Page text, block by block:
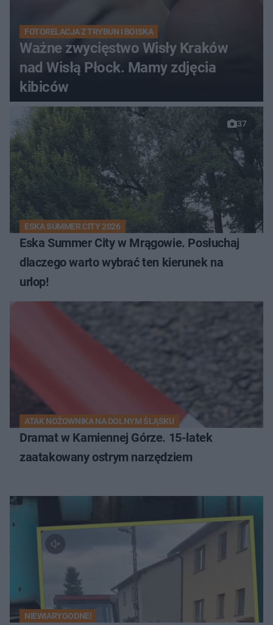
FOTORELACJA Z TRYBUN I BOISKA
Ważne zwycięstwo Wisły Kraków
nad Wisłą Płock. Mamy zdjęcia
kibiców
37
ESKA SUMMER CITY 2026
Eska Summer City w Mrągowie. Posłuchaj
dlaczego warto wybrać ten kierunek na
urlop!
ATAK NOŻOWNIKA NA DOLNYM ŚLĄSKU
Dramat w Kamiennej Górze. 15-latek
zaatakowany ostrym narzędziem
NIEWIARYGODNE!